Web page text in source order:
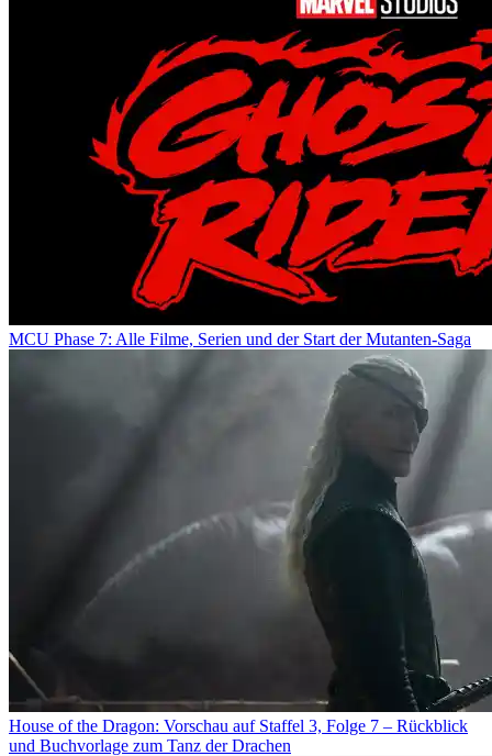
MCU Phase 7: Alle Filme, Serien und der Start der Mutanten-Saga
House of the Dragon: Vorschau auf Staffel 3, Folge 7 – Rückblick
und Buchvorlage zum Tanz der Drachen